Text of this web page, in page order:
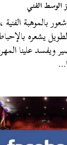
الوسط الفني
بالموهبة
يشعره
ويفسد علينا